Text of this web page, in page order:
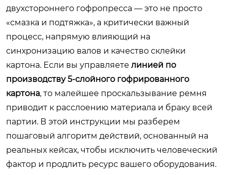
двухстороннего гофропресса — это не просто
«смазка и подтяжка», а критически важный
процесс, напрямую влияющий на
синхронизацию валов и качество склейки
картона. Если вы управляете линией по
производству 5-слойного гофрированного
картона, то малейшее проскальзывание ремня
приводит к расслоению материала и браку всей
партии. В этой инструкции мы разберем
пошаговый алгоритм действий, основанный на
реальных кейсах, чтобы исключить человеческий
фактор и продлить ресурс вашего оборудования.